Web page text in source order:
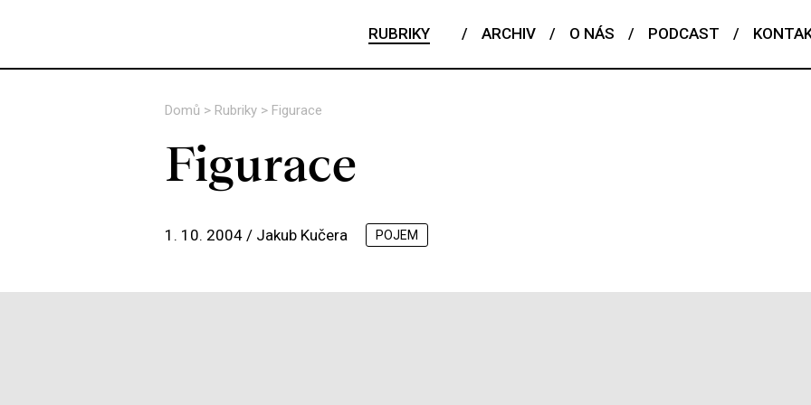
RUBRIKY / ARCHIV / O NÁS / PODCAST /
Domů > Rubriky > Figurace
Figurace
1. 10. 2004 / Jakub Kučera POJEM